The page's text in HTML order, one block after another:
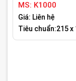
MS: K1000
Giá: Liên hệ
Tiêu chuẩn:215 x